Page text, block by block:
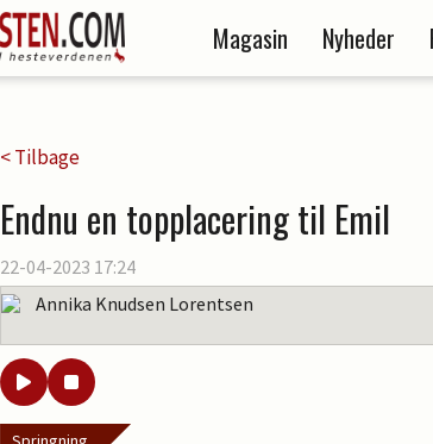
Magasin Nyheder
< Tilbage
Endnu en topplacering til Emil
22-04-2023 17:24
Annika Knudsen Lorentsen